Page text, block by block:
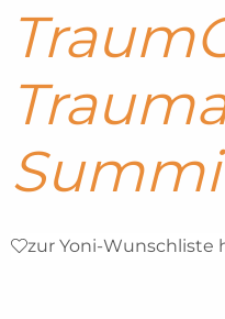
zur Yoni-Wunschliste